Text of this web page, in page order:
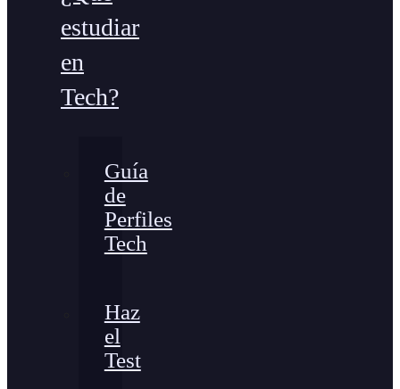
estudiar
en
Tech?
Guía
de
Perfiles
Tech
Haz
el
Test